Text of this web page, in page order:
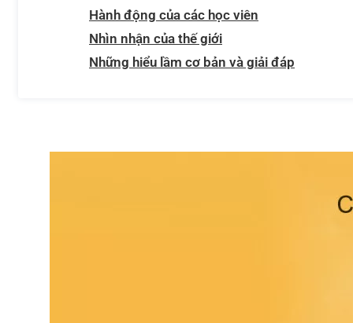
Hành động của các học viên
Nhìn nhận của thế giới
Những hiểu lầm cơ bản và giải đáp